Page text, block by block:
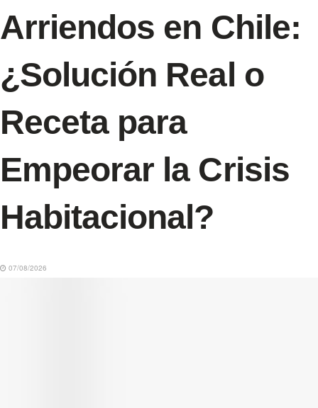
Arriendos en Chile:
¿Solución Real o
Receta para
Empeorar la Crisis
Habitacional?
07/08/2026